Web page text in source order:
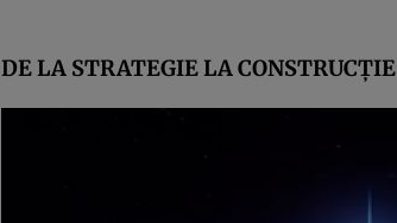
DE LA STRATEGIE LA CONSTRUCȚIE